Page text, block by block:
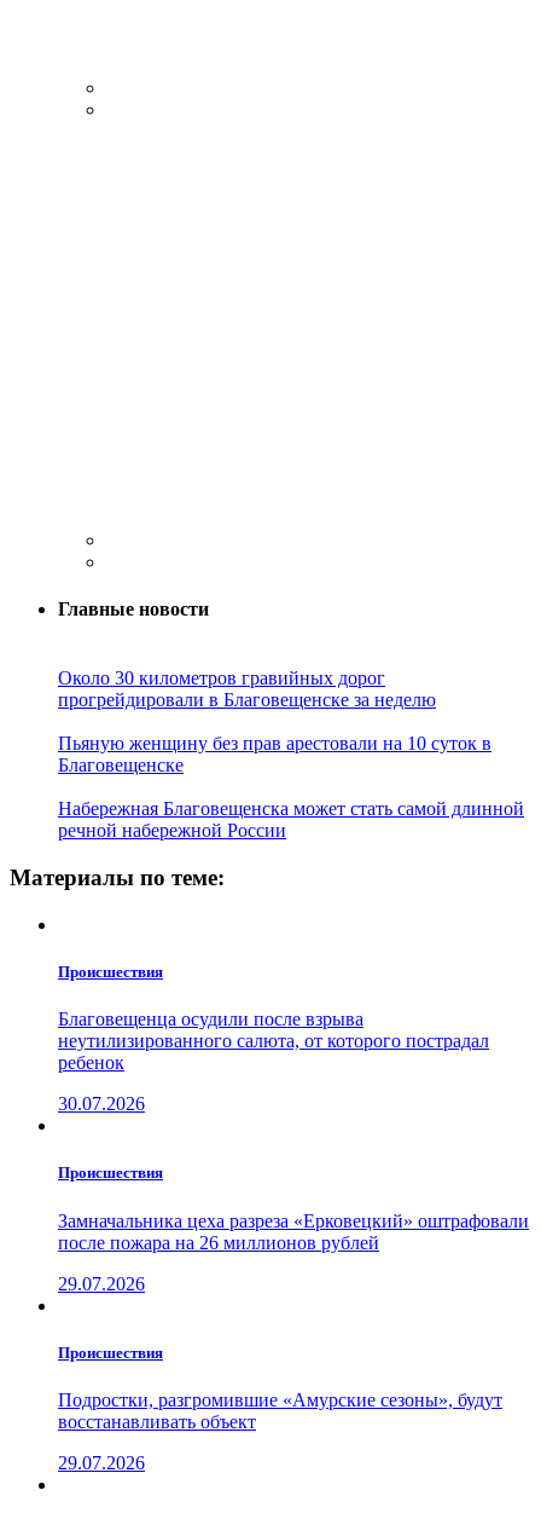
Главные новости
Около 30 километров гравийных дорог
прогрейдировали в Благовещенске за неделю
Пьяную женщину без прав арестовали на 10 суток в
Благовещенске
Набережная Благовещенска может стать самой длинной
речной набережной России
Материалы по теме:
Проиcшествия
Благовещенца осудили после взрыва
неутилизированного салюта, от которого пострадал
ребенок
30.07.2026
Проиcшествия
Замначальника цеха разреза «Ерковецкий» оштрафовали
после пожара на 26 миллионов рублей
29.07.2026
Проиcшествия
Подростки, разгромившие «Амурские сезоны», будут
восстанавливать объект
29.07.2026